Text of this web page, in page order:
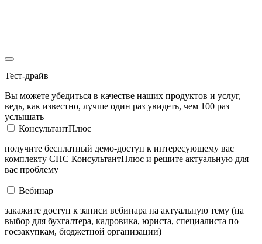
Тест-драйв
Вы можете убедиться в качестве наших продуктов и услуг,
ведь, как известно, лучше один раз увидеть, чем 100 раз
услышать
КонсультантПлюс
получите бесплатный демо-доступ к интересующему вас
комплекту СПС КонсультантПлюс и решите актуальную для
вас проблему
Вебинар
закажите доступ к записи вебинара на актуальную тему (на
выбор для бухгалтера, кадровика, юриста, специалиста по
госзакупкам, бюджетной организации)